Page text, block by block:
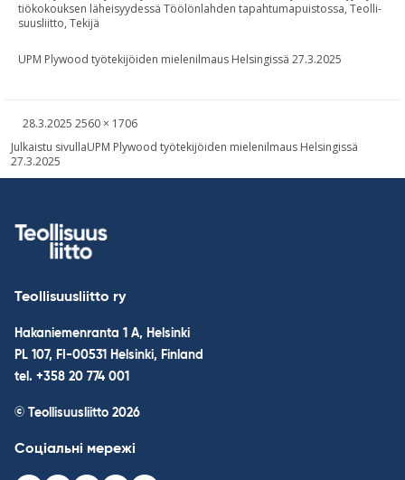
tiö­ko­kouk­sen lä­hei­syy­dessä Töö­lön­lah­den ta­pah­tu­ma­puis­tossa, Teol­li­
suus­liitto, Te­kijä
UPM Plywood työtekijöiden mielenilmaus Helsingissä 27.3.2025
Kirjoitettu
28.3.2025 Täysikokoinen
2560 × 1706
Post
navigation
Julkaistu sivullaUPM Plywood työtekijöiden mielenilmaus Helsingissä
27.3.2025
Teollisuusliitto ry
Hakaniemenranta 1 A, Helsinki
PL 107, FI-00531 Helsinki, Finland
tel. +358 20 774 001
© Teollisuusliitto 2026
Соціальні мережі